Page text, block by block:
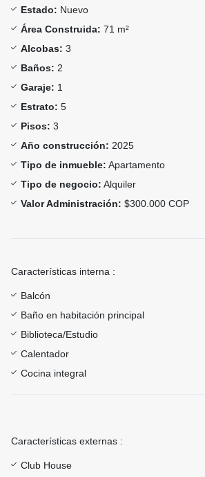
Estado: Nuevo
Área Construida: 71 m²
Alcobas: 3
Baños: 2
Garaje: 1
Estrato: 5
Pisos: 3
Año construcción: 2025
Tipo de inmueble: Apartamento
Tipo de negocio: Alquiler
Valor Administración: $300.000 COP
Características interna :
Balcón
Baño en habitación principal
Biblioteca/Estudio
Calentador
Cocina integral
Características externas :
Club House